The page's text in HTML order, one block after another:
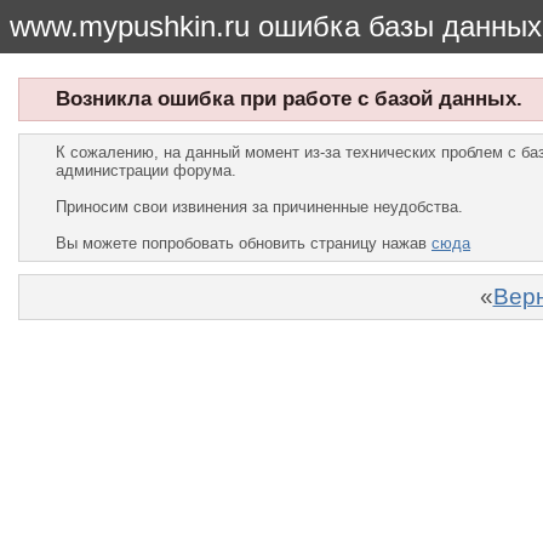
www.mypushkin.ru ошибка базы данных
Возникла ошибка при работе с базой данных.
К сожалению, на данный момент из-за технических проблем с
администрации форума.
Приносим свои извинения за причиненные неудобства.
Вы можете попробовать обновить страницу нажав сюда
«